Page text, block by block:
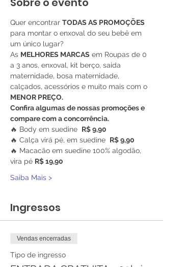
Quer encontrar TODAS AS PROMOÇÕES
para montar o enxoval do seu bebê em
um único lugar?
As MELHORES MARCAS em Roupas de 0
a 3 anos, enxoval, kit berço, saida
maternidade, bosa maternidade,
calçados, acessórios e muito mais com o
MENOR PREÇO.
Confira algumas de nossas promoções e
compare com a concorrência.
🔥 Body em suedine R$ 9,90
🔥 Calça virá pé, em suedine R$ 9,90
🔥 Macacão em suedine 100% algodão,
vira pé R$ 19,90
Saiba Mais >
Ingressos
Vendas encerradas
Tipo de ingresso